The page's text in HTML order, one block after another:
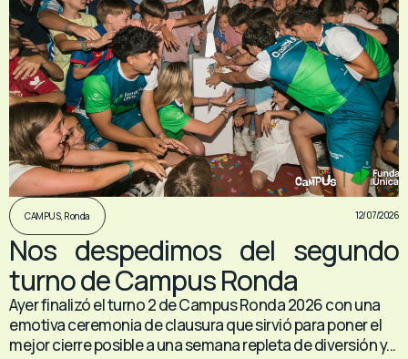
CAMPUS, Ronda 12/07/2026
Nos despedimos del segundo
turno de Campus Ronda
Ayer finalizó el turno 2 de Campus Ronda 2026 con una
emotiva ceremonia de clausura que sirvió para poner el
mejor cierre posible a una semana repleta de diversión y...